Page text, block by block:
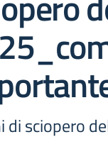
di sciopero